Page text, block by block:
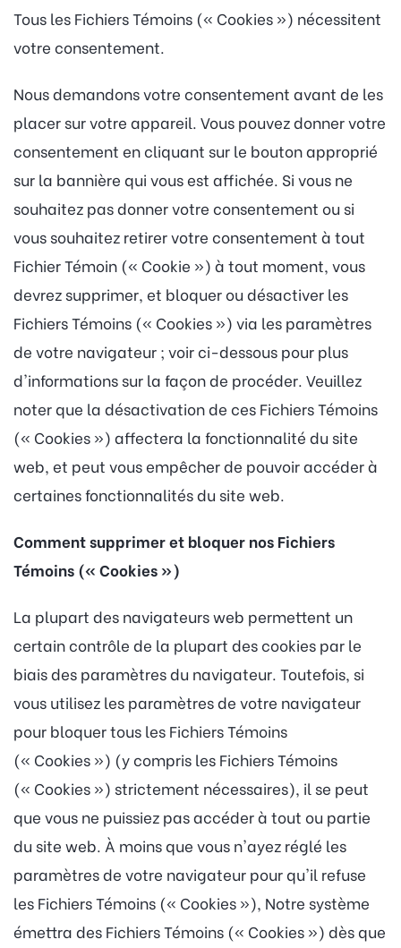
Tous les Fichiers Témoins (« Cookies ») nécessitent
votre consentement.
Nous demandons votre consentement avant de les
placer sur votre appareil. Vous pouvez donner votre
consentement en cliquant sur le bouton approprié
sur la bannière qui vous est affichée. Si vous ne
souhaitez pas donner votre consentement ou si
vous souhaitez retirer votre consentement à tout
Fichier Témoin (« Cookie ») à tout moment, vous
devrez supprimer, et bloquer ou désactiver les
Fichiers Témoins (« Cookies ») via les paramètres
de votre navigateur ; voir ci-dessous pour plus
d'informations sur la façon de procéder. Veuillez
noter que la désactivation de ces Fichiers Témoins
(« Cookies ») affectera la fonctionnalité du site
web, et peut vous empêcher de pouvoir accéder à
certaines fonctionnalités du site web.
Comment supprimer et bloquer nos Fichiers
Témoins (« Cookies »)
La plupart des navigateurs web permettent un
certain contrôle de la plupart des cookies par le
biais des paramètres du navigateur. Toutefois, si
vous utilisez les paramètres de votre navigateur
pour bloquer tous les Fichiers Témoins
(« Cookies ») (y compris les Fichiers Témoins
(« Cookies ») strictement nécessaires), il se peut
que vous ne puissiez pas accéder à tout ou partie
du site web. À moins que vous n'ayez réglé les
paramètres de votre navigateur pour qu'il refuse
les Fichiers Témoins (« Cookies »), Notre système
émettra des Fichiers Témoins (« Cookies ») dès que